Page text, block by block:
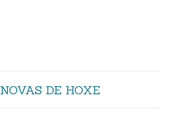
NOVAS DE HOXE